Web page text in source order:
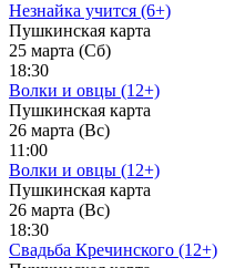
Незнайка учится (6+)
Пушкинская карта
25 марта (Сб)
18:30
Волки и овцы (12+)
Пушкинская карта
26 марта (Вс)
11:00
Волки и овцы (12+)
Пушкинская карта
26 марта (Вс)
18:30
Свадьба Кречинского (12+)